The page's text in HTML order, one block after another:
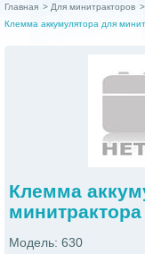
Главная > Для минитракторов >
Клемма аккумулятора для
Клемма
Модель: 630